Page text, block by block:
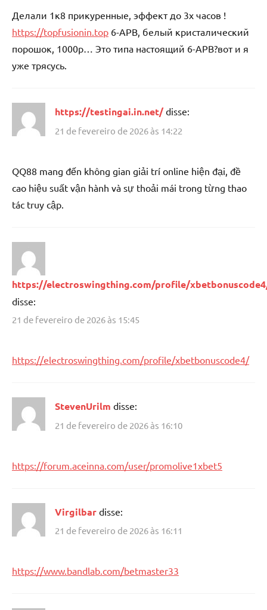
Делали 1к8 прикуренные, эффект до 3х часов !
https://topfusionin.top 6-APB, белый кристалический
порошок, 1000р… Это типа настоящий 6-APB?вот и я
уже трясусь.
https://testingai.in.net/ disse:
21 de fevereiro de 2026 às 14:22
QQ88 mang đến không gian giải trí online hiện đại, đề
cao hiệu suất vận hành và sự thoải mái trong từng thao
tác truy cập.
https://electroswingthing.com/profile/
disse:
21 de fevereiro de 2026 às 15:45
https://electroswingthing.com/profile/xbetbonuscode4/
StevenUrilm disse:
21 de fevereiro de 2026 às 16:10
https://forum.aceinna.com/user/promolive1xbet5
Virgilbar disse:
21 de fevereiro de 2026 às 16:11
https://www.bandlab.com/betmaster33